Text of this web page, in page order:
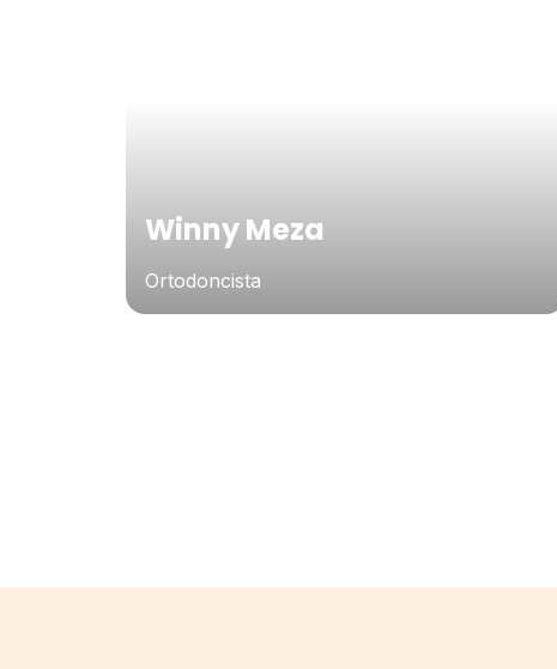
Winny Meza
Ortodoncista